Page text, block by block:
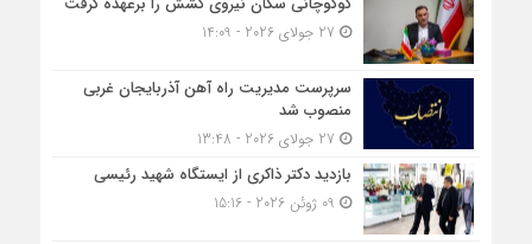
سرپرست مدیریت راه آهن آذربایجان غربی
منصوب شد
بازدید دکتر ذاکری از ایستگاه شهید رئیسی